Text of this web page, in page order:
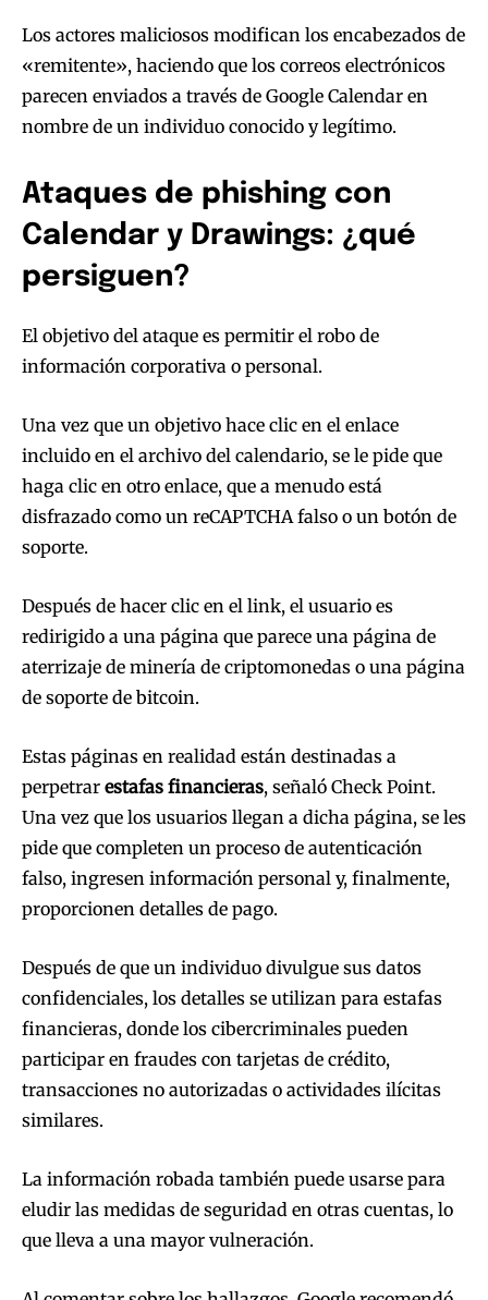
Los actores maliciosos modifican los encabezados de
«remitente», haciendo que los correos electrónicos
parecen enviados a través de Google Calendar en
nombre de un individuo conocido y legítimo.
Ataques de phishing con
Calendar y Drawings: ¿qué
persiguen?
El objetivo del ataque es permitir el robo de
información corporativa o personal.
Una vez que un objetivo hace clic en el enlace
incluido en el archivo del calendario, se le pide que
haga clic en otro enlace, que a menudo está
disfrazado como un reCAPTCHA falso o un botón de
soporte.
Después de hacer clic en el link, el usuario es
redirigido a una página que parece una página de
aterrizaje de minería de criptomonedas o una página
de soporte de bitcoin.
Estas páginas en realidad están destinadas a
perpetrar estafas financieras, señaló Check Point.
Una vez que los usuarios llegan a dicha página, se les
pide que completen un proceso de autenticación
falso, ingresen información personal y, finalmente,
proporcionen detalles de pago.
Después de que un individuo divulgue sus datos
confidenciales, los detalles se utilizan para estafas
financieras, donde los cibercriminales pueden
participar en fraudes con tarjetas de crédito,
transacciones no autorizadas o actividades ilícitas
similares.
La información robada también puede usarse para
eludir las medidas de seguridad en otras cuentas, lo
que lleva a una mayor vulneración.